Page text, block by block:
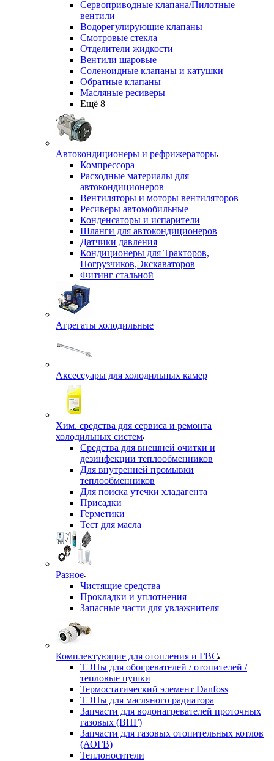
Сервоприводные клапана/Пилотные
вентили
Водорегулирующие клапаны
Смотровые стекла
Отделители жидкости
Вентили шаровые
Соленоидные клапаны и катушки
Обратные клапаны
Масляные ресиверы
Ещё 8
Автокондиционеры и рефрижераторы
Компрессора
Расходные материалы для
автокондиционеров
Вентиляторы и моторы вентиляторов
Ресиверы автомобильные
Конденсаторы и испарители
Шланги для автокондиционеров
Датчики давления
Кондиционеры для Тракторов,
Погрузчиков,Экскаваторов
Фитинг стальной
Агрегаты холодильные
Аксессуары для холодильных камер
Хим. средства для сервиса и ремонта
холодильных систем
Средства для внешней очитки и
дезинфекции теплообменников
Для внутренней промывки
теплообменников
Для поиска утечки хладагента
Присадки
Герметики
Тест для масла
Разное
Чистящие средства
Прокладки и уплотнения
Запасные части для увлажнителя
Комплектующие для отопления и ГВС
ТЭНы для обогревателей / отопителей /
тепловые пушки
Термостатический элемент Danfoss
ТЭНы для масляного радиатора
Запчасти для водонагревателей проточных
газовых (ВПГ)
Запчасти для газовых отопительных котлов
(АОГВ)
Теплоносители